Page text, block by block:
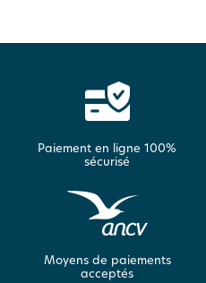
Paiement en ligne 100%
sécurisé
Moyens de paiements
acceptés